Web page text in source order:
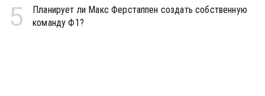
5
Планирует ли Макс Ферстаппен создать собственную
команду Ф1?